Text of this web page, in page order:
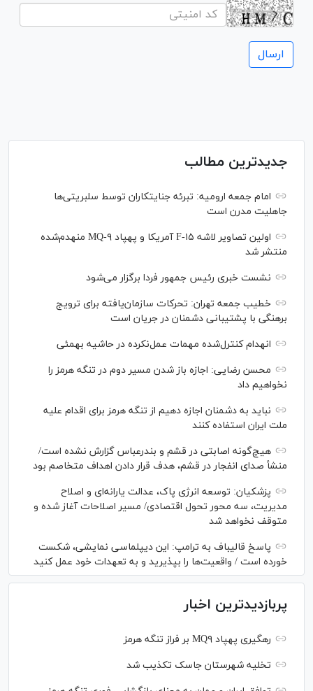
جدیدترین مطالب
امام جمعه ارومیه: تبرئه جنایتکاران توسط سلبریتی‌ها
جاهلیت مدرن است
اولین تصاویر لاشه F-۱۵ آمریکا و پهپاد MQ-۹ منهدم‌شده
منتشر شد
نشست خبری رئیس‌ جمهور فردا برگزار می‌شود
خطیب جمعه تهران: تحرکات سازمان‌یافته برای ترویج
برهنگی با پشتیبانی دشمنان در جریان است
انهدام کنترل‌شده مهمات عمل‌نکرده در حاشیه بهمئی
محسن رضایی: اجازه باز شدن مسیر دوم در تنگه هرمز را
نخواهیم داد
نباید به دشمنان اجازه دهیم از تنگه هرمز برای اقدام علیه
ملت ایران استفاده کنند
هیچ‌گونه اصابتی در قشم و بندرعباس گزارش نشده است/
منشأ صدای انفجار در قشم، هدف قرار دادن اهداف متخاصم بود
پزشکیان: توسعه انرژی پاک، عدالت یارانه‌ای و اصلاح
مدیریت، سه محور تحول اقتصادی/ مسیر اصلاحات آغاز شده و
متوقف نخواهد شد
پاسخ قالیباف به ترامپ: این دیپلماسی نمایشی، شکست
خورده است / واقعیت‌ها را بپذیرید و به تعهدات خود عمل کنید
پربازدیدترین اخبار
رهگیری پهپاد MQ۹ بر فراز تنگه هرمز
تخلیه شهرستان جاسک تکذیب شد